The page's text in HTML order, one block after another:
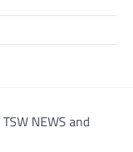
TSW NEWS and